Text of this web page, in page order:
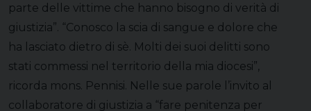
parte delle vittime che hanno bisogno di verità di
giustizia”. “Conosco la scia di sangue e dolore che
ha lasciato dietro di sè. Molti dei suoi delitti sono
stati commessi nel territorio della mia diocesi”,
ricorda mons. Pennisi. Nelle sue parole l’invito al
collaboratore di giustizia a “fare penitenza per